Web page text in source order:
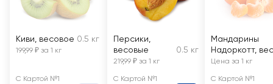
Киви, весовое 0.5 кг
199,99 ₽ за 1 кг
С Картой №1
Персики,
весовые
0.5 кг
219,99 ₽ за 1 кг
С Картой №1
Мандарины
Надоркотт,
Цена за 1 кг
С Картой №1